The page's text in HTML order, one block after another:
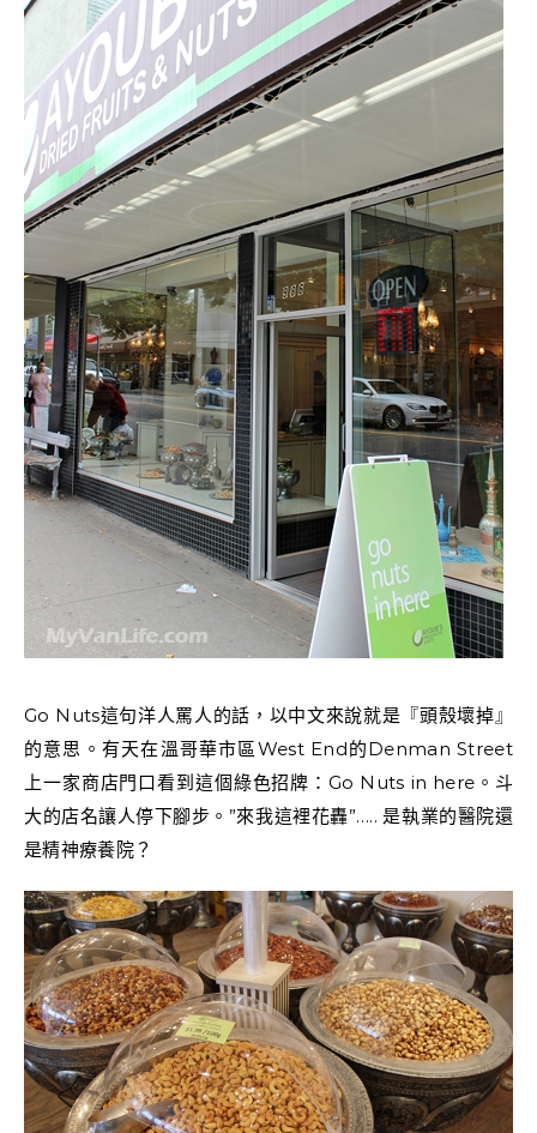
Go Nuts這句洋人罵人的話，以中文來說就是『頭殼壞掉』
的意思。有天在溫哥華市區West End的Denman Street
上一家商店門口看到這個綠色招牌：Go Nuts in here。斗
大的店名讓人停下腳步。”來我這裡花轟”….. 是執業的醫院還
是精神療養院？